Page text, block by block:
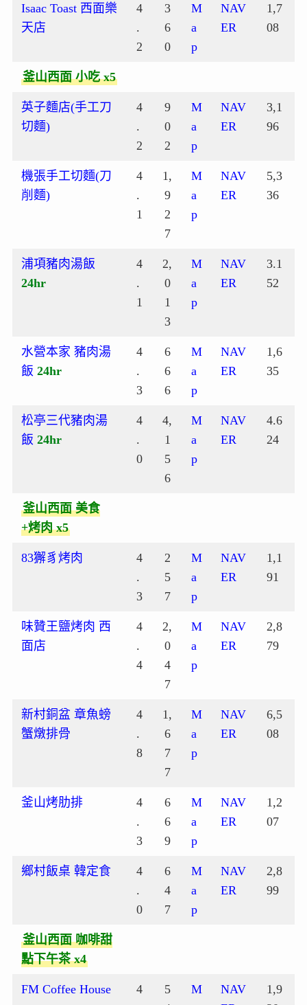
Isaac Toast 西面樂
天店
4
.
2
3
6
0
M
a
p
NAV
ER
1,7
08
釜山西面 小吃 x5
英子麵店(手工刀
切麵)
4
.
2
9
0
2
M
a
p
NAV
ER
3,1
96
機張手工切麵(刀
削麵)
4
.
1
1,
9
2
7
M
a
p
NAV
ER
5,3
36
浦項豬肉湯飯
24hr
4
.
1
2,
0
1
3
M
a
p
NAV
ER
3.1
52
水營本家 豬肉湯
飯 24hr
4
.
3
6
6
6
M
a
p
NAV
ER
1,6
35
松亭三代豬肉湯
飯 24hr
4
.
0
4,
1
5
6
M
a
p
NAV
ER
4.6
24
釜山西面 美食
+烤肉 x5
83獬豸烤肉
4
.
3
2
5
7
M
a
p
NAV
ER
1,1
91
味贊王鹽烤肉 西
面店
4
.
4
2,
0
4
7
M
a
p
NAV
ER
2,8
79
新村銅盆 章魚螃
蟹燉排骨
4
.
8
1,
6
7
7
M
a
p
NAV
ER
6,5
08
釜山烤肋排
4
.
3
6
6
9
M
a
p
NAV
ER
1,2
07
鄉村飯桌 韓定食
4
.
0
6
4
7
M
a
p
NAV
ER
2,8
99
釜山西面 咖啡甜
點下午茶 x4
FM Coffee House
4
5
M
NAV
1,9